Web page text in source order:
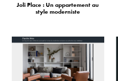
Joli Place : Un appartement au
style moderniste